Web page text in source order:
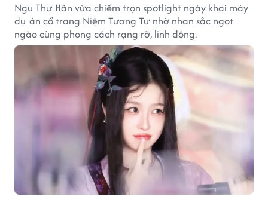
Ngu Thư Hân vừa chiếm trọn spotlight ngày khai máy
dự án cổ trang Niệm Tương Tư nhờ nhan sắc ngọt
ngào cùng phong cách rạng rỡ, linh động.